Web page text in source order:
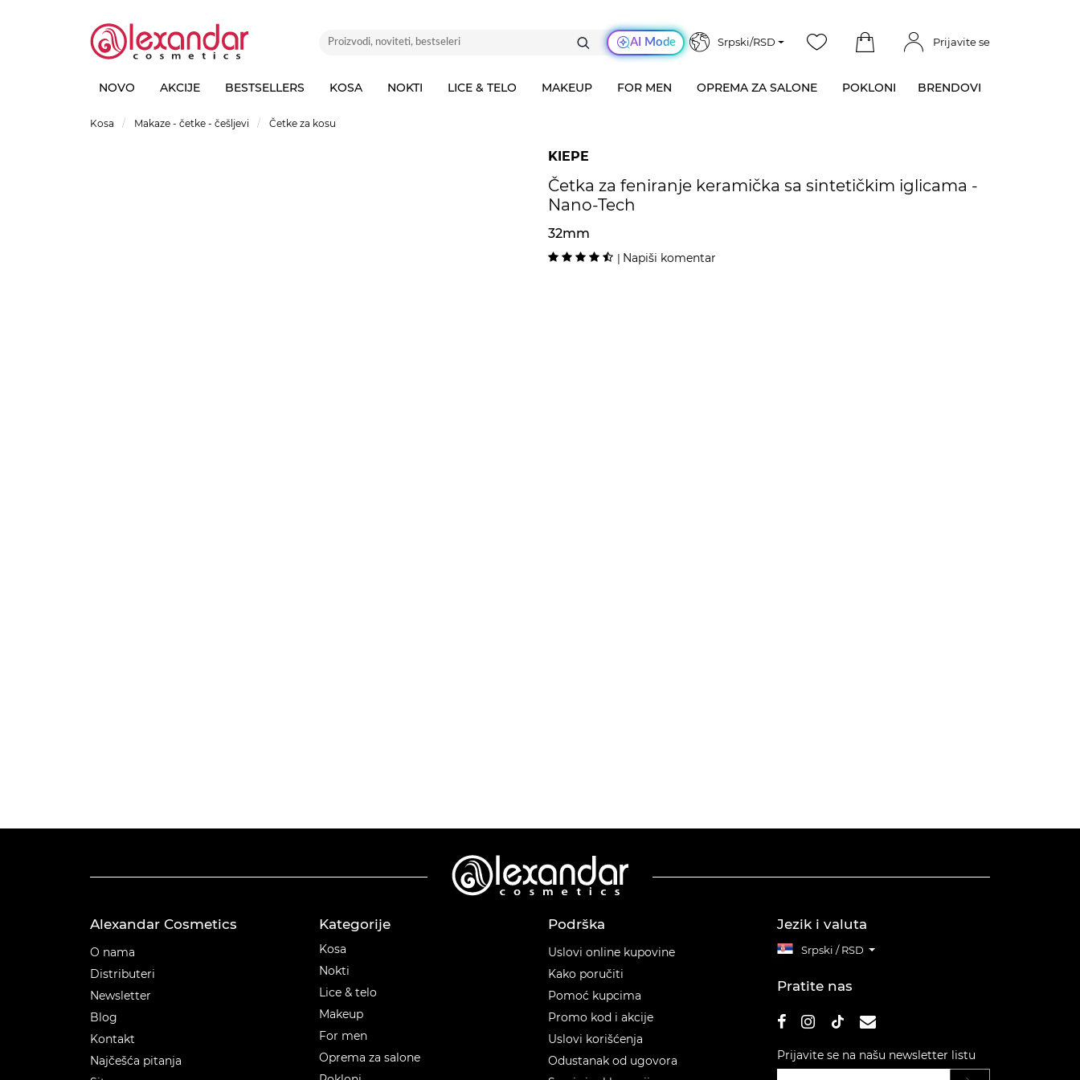
AI Mode Srpski/RSD Prijavite se
NOVO AKCIJE BESTSELLERS KOSA NOKTI LICE & TELO MAKEUP FOR MEN OPREMA ZA SALONE POKLONI BRENDOVI
Kosa Makaze - četke - češljevi Četke za kosu
KIEPE
Četka za feniranje keramička sa sintetičkim iglicama -
Nano-Tech
32mm
| Napiši komentar
Alexandar Cosmetics
O nama
Distributeri
Newsletter
Blog
Kontakt
Najčešća pitanja
Kategorije
Kosa
Nokti
Lice & telo
Makeup
For men
Oprema za salone
Podrška
Uslovi online kupovine
Kako poručiti
Pomoć kupcima
Promo kod i akcije
Uslovi korišćenja
Odustanak od ugovora
Jezik i valuta
Srpski / RSD
Pratite nas
Prijavite se na našu newsletter listu